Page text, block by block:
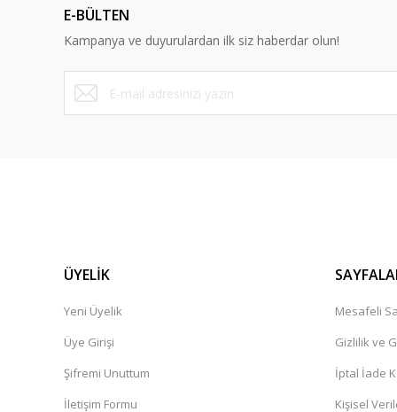
E-BÜLTEN
Kampanya ve duyurulardan ilk siz haberdar olun!
ÜYELİK
Yeni Üyelik
Üye Girişi
Şifremi Unuttum
İletişim Formu
Mesafeli
Gizlilik ve
İptal İade
Kişisel